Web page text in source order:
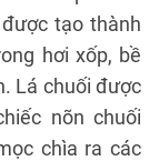
tạo thành
hơi xốp, bề
Lá chuối được
nõn chuối
chìa ra các